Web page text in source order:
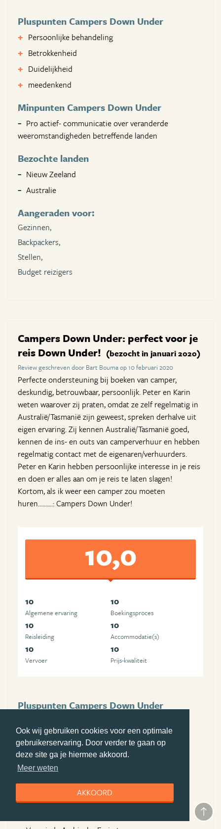
Ook wij gebruiken cookies voor een optimale
gebruikerservaring. Door verder te gaan op
deze site ga je hiermee akkoord.
Meer weten
AKKOORD
Pluspunten Campers Down Under
Persoonlijke behandeling
Betrokkenheid
Duidelijkheid
meedenkend
Minpunten Campers Down Under
Pro actief- communicatie over veranderde
weeromstandigheden betreffende landen
Bezochte landen
Nieuw Zeeland
Australie
Aangeraden voor:
Gezinnen,
Backpackers,
Stellen,
Budget reizigers
Campers Down Under: perfect voor je
reis Down Under! (bezocht in januari 2020)
Review geschreven door Bart Bouma op 10 februari 2020
Perfecte ondersteuning bij boeken van camper,
deskundig, betrouwbaar, persoonlijk. Peter en Karin
weten waarover zij praten, omdat ze zelf regelmatig in
Australië/Tasmanië zijn geweest, spreken derhalve uit
eigen ervaring. Zij kennen Australië/Tasmanië goed,
kennen de ins- en outs van camperverhuur en hebben
regelmatig contact met de eigenaren/verhuurders.
Peter en Karin hebben persoonlijke interesse in je reis
en doen er alles aan om je reis te laten slagen!
Kortom, als ik weer een camper zou moeten
huren..........: Campers Down Under!
10,0
10
Algemene ervaring
10
Boekingsproces
10
Reisleiding
10
Accommodatie(s)
10
Vervoer
10
Prijs-kwaliteit
Pluspunten Campers Down Under
uitgebreide informatie over Australie/Tasmanie
Persoonlijk contact
Minpunten Campers Down Under